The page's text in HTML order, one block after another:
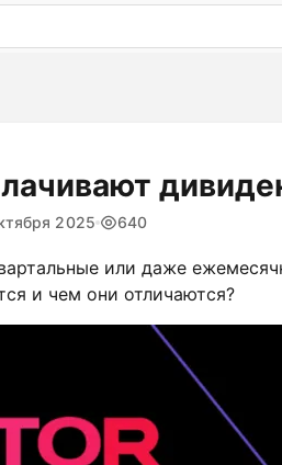
2025 640
или даже
и чем они отличаются?